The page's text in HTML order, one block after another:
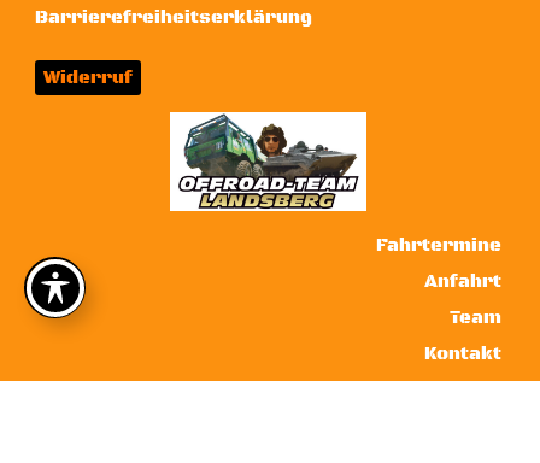
Barrierefreiheitserklärung
Widerruf
Fahrtermine
Anfahrt
Team
Kontakt